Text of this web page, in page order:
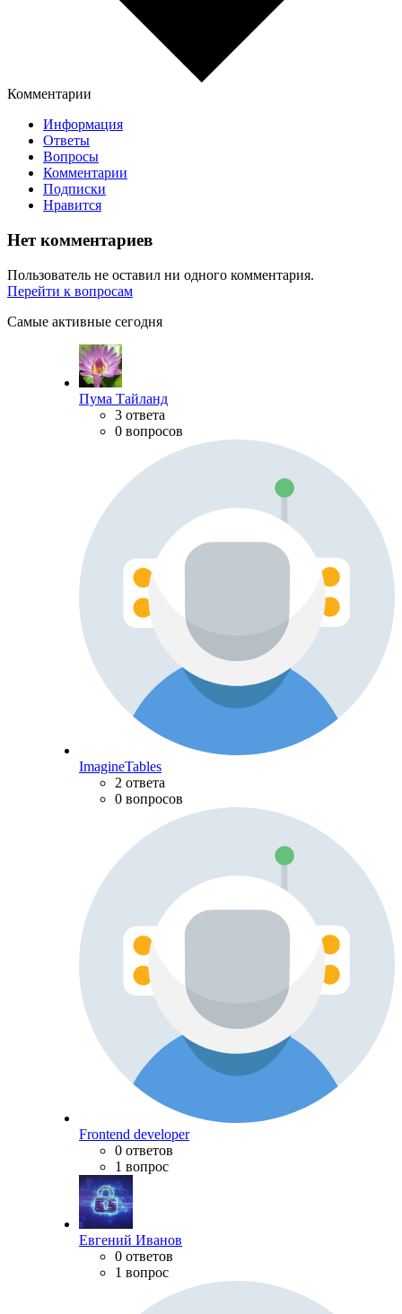
Комментарии
Информация
Ответы
Вопросы
Комментарии
Подписки
Нравится
Нет комментариев
Пользователь не оставил ни одного комментария.
Перейти к вопросам
Самые активные сегодня
Пума Тайланд
3 ответа
0 вопросов
ImagineTables
2 ответа
0 вопросов
Frontend developer
0 ответов
1 вопрос
Евгений Иванов
0 ответов
1 вопрос